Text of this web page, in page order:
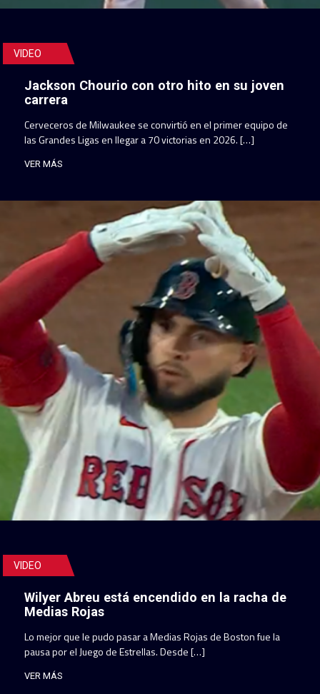
VIDEO
Jackson Chourio con otro hito en su joven
carrera
Cerveceros de Milwaukee se convirtió en el primer equipo de
las Grandes Ligas en llegar a 70 victorias en 2026. […]
VER MÁS
VIDEO
Wilyer Abreu está encendido en la racha de
Medias Rojas
Lo mejor que le pudo pasar a Medias Rojas de Boston fue la
pausa por el Juego de Estrellas. Desde […]
VER MÁS